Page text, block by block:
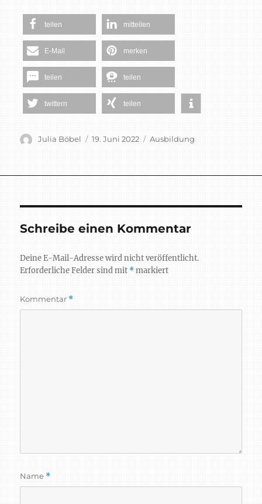
teilen mitteilen
E-Mail merken
teilen teilen
twittern teilen
Autor
Julia Böbel
Veröffentlicht
19. Juni 2022 Schlagwörter
Ausbildung
Schreibe einen Kommentar
Deine E-Mail-Adresse wird nicht veröffentlicht.
Erforderliche Felder sind mit *markiert
Kommentar *
Name *